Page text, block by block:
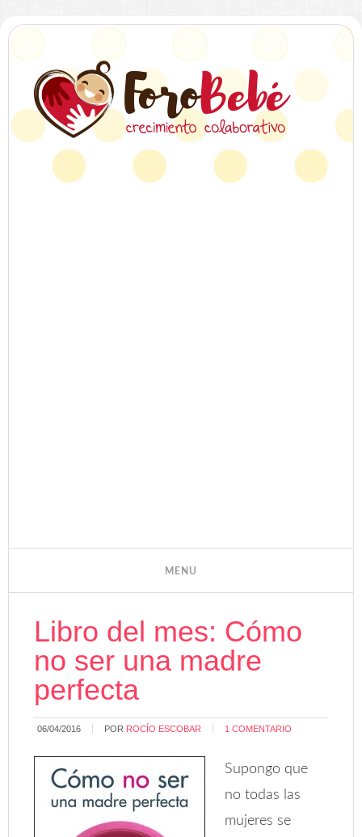
Libro del mes: Cómo
no ser una madre
perfecta
06/04/2016 POR ROCÍO ESCOBAR 1 COMENTARIO
Supongo que
no todas las
mujeres se